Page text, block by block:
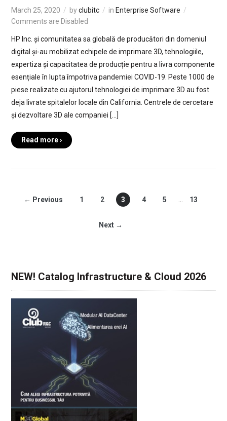
March 25, 2020 byclubitc in Enterprise Software
Comments are Disabled
HP Inc. și comunitatea sa globală de producători din domeniul
digital și-au mobilizat echipele de imprimare 3D, tehnologiile,
expertiza și capacitatea de producție pentru a livra componente
esențiale în lupta împotriva pandemiei COVID-19. Peste 1000 de
piese realizate cu ajutorul tehnologiei de imprimare 3D au fost
deja livrate spitalelor locale din California. Centrele de cercetare
și dezvoltare 3D ale companiei […]
Read more ›
← Previous 1 2 3 4 5 13
Next →
NEW! Catalog Infrastructure & Cloud 2026